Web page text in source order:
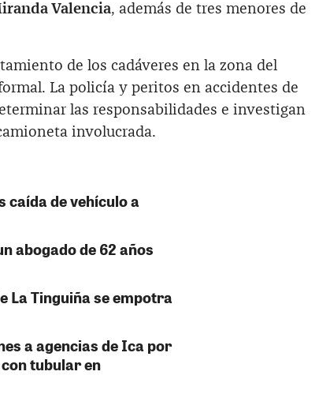
Valencia, además de tres menores de
de los cadáveres en la zona del
La policía y peritos en accidentes de
las responsabilidades e investigan
involucrada.
caída de vehículo a
abogado de 62 años
La Tinguiña se empotra
a agencias de Ica por
tubular en